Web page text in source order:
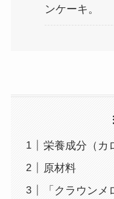
ンケーキ。
栄養成分（カ
原材料
「クラウン